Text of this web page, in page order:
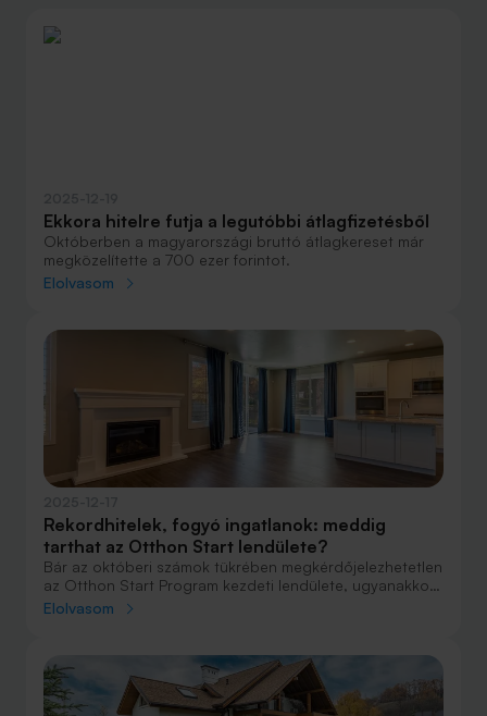
Ekkora hitelre futja a legutóbbi átlagfizetésből
Októberben a magyarországi bruttó átlagkereset már
megközelítette a 700 ezer forintot.
Elolvasom
Rekordhitelek, fogyó ingatlanok: meddig
tarthat az Otthon Start lendülete?
Bár az októberi számok tükrében megkérdőjelezhetetlen
az Otthon Start Program kezdeti lendülete, ugyanakkor
már egyre többször lehet hallani a program iránti
Elolvasom